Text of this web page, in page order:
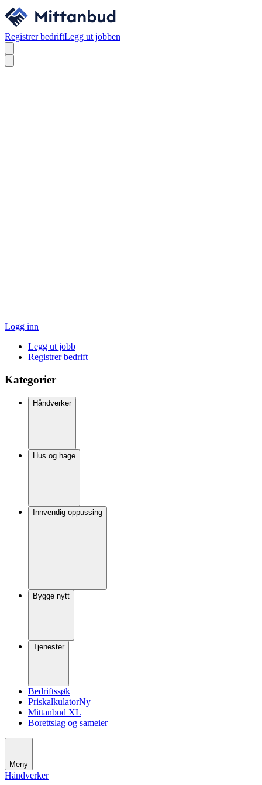
Registrer bedriftLegg ut jobben
Logg inn
Legg ut jobb
Registrer bedrift
Kategorier
Håndverker
Hus og hage
Innvendig oppussing
Bygge nytt
Tjenester
Bedriftssøk
PriskalkulatorNy
Mittanbud XL
Borettslag og sameier
Meny
Håndverker